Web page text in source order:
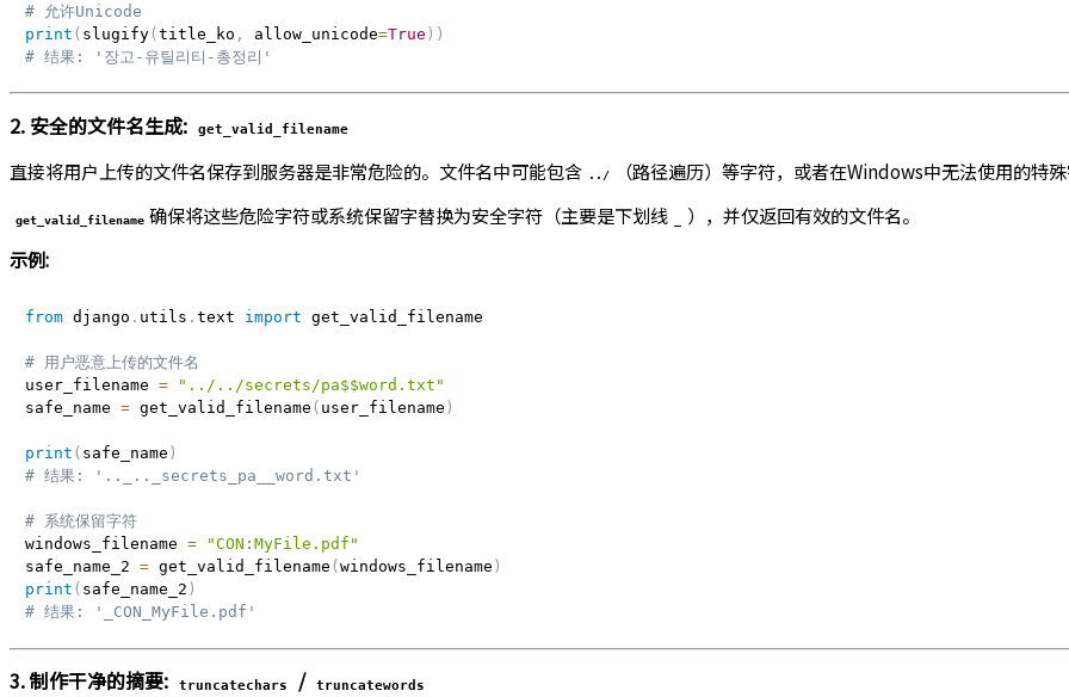
# 允许Unicode
print ( slugify(title_ko , allow_unicode=True ) )
# 结果: '장고-유틸리티-총정리'
2. 安全的文件名生成: get_valid_filename
直接将用户上传的文件名保存到服务器是非常危险的。文件名中可能包含 ../ （路径遍历）等字符，或者在Windows中无法使用的特
get_valid_filename 确保将这些危险字符或系统保留字替换为安全字符（主要是下划线
），并仅返回有效的文件名。
示例:
from django . utils . text import get_valid_filename
# 用户恶意上传的文件名
user_filename =
"../../secrets/pa$$word.txt"
safe_name = get_valid_filename ( user_filename )
print ( safe_name )
# 结果: '.._.._secrets_pa__word.txt'
# 系统保留字符
windows_filename =
"CON:MyFile.pdf"
safe_name_2 = get_valid_filename ( windows_filename )
print ( safe_name_2 )
# 结果: '_CON_MyFile.pdf'
3. 制作干净的摘要: truncatechars / truncatewords